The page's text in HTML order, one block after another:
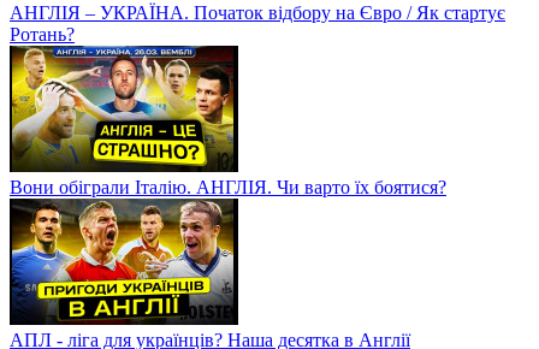
АНГЛІЯ – УКРАЇНА. Початок відбору на Євро / Як стартує
Ротань?
Вони обіграли Італію. АНГЛІЯ. Чи варто їх боятися?
АПЛ - ліга для українців? Наша десятка в Англії